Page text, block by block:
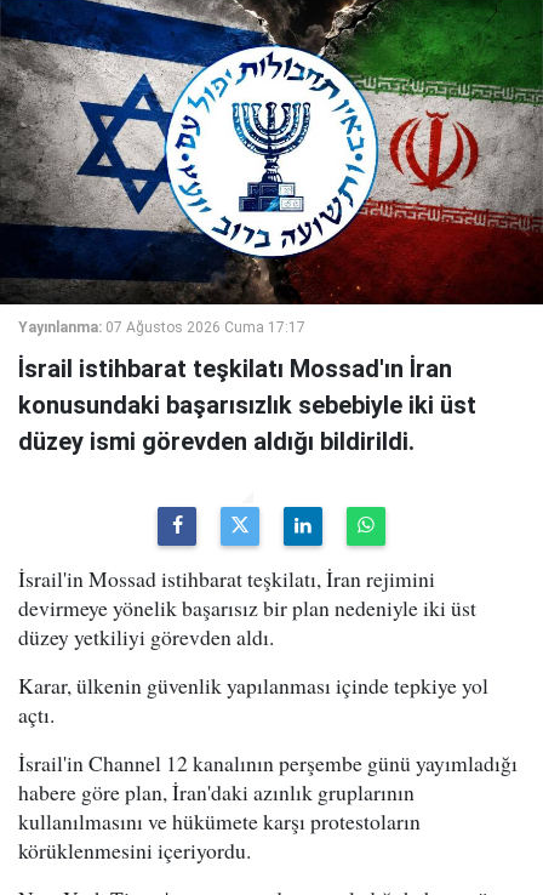
Yayınlanma: 07 Ağustos 2026 Cuma 17:17
İsrail istihbarat teşkilatı Mossad'ın İran
konusundaki başarısızlık sebebiyle iki üst
düzey ismi görevden aldığı bildirildi.
İsrail'in Mossad istihbarat teşkilatı, İran rejimini
devirmeye yönelik başarısız bir plan nedeniyle iki üst
düzey yetkiliyi görevden aldı.
Karar, ülkenin güvenlik yapılanması içinde tepkiye yol
açtı.
İsrail'in Channel 12 kanalının perşembe günü yayımladığı
habere göre plan, İran'daki azınlık gruplarının
kullanılmasını ve hükümete karşı protestoların
körüklenmesini içeriyordu.